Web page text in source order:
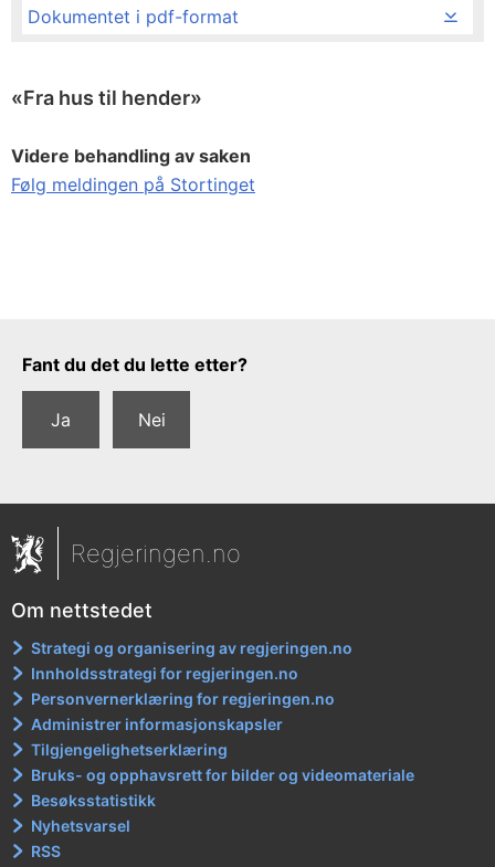
Dokumentet i pdf-format
«Fra hus til hender»
Videre behandling av saken
Følg meldingen på Stortinget
Tilbakemeldingsskjema
Fant du det du lette etter?
Ja Nei
Regjeringen.no
Om nettstedet
Strategi og organisering av regjeringen.no
Innholdsstrategi for regjeringen.no
Personvernerklæring for regjeringen.no
Administrer informasjonskapsler
Tilgjengelighetserklæring
Bruks- og opphavsrett for bilder og videomateriale
Besøksstatistikk
Nyhetsvarsel
RSS